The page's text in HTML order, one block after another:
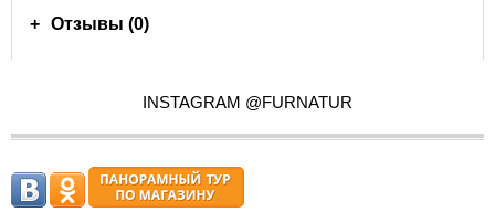
Отзывы (0)
INSTAGRAM @FURNATUR